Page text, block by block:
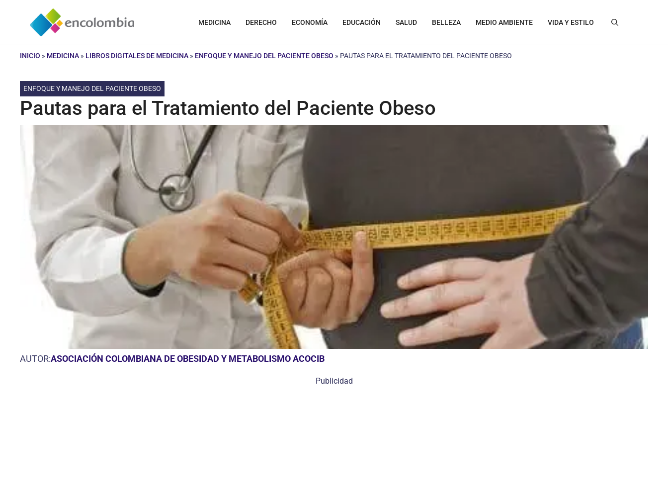
contenido
MEDICINA DERECHO ECONOMÍA EDUCACIÓN SALUD BELLEZA MEDIO AMBIENTE VIDA Y ESTILO
INICIO » MEDICINA » LIBROS DIGITALES DE MEDICINA » ENFOQUE Y MANEJO DEL PACIENTE OBESO » PAUTAS PARA EL TRATAMIENTO DEL PACIENTE OBESO
ENFOQUE Y MANEJO DEL PACIENTE OBESO
Pautas para el Tratamiento del Paciente Obeso
AUTOR:ASOCIACIÓN COLOMBIANA DE OBESIDAD Y METABOLISMO ACOCIB
Publicidad